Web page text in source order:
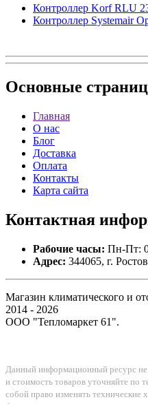
Контроллер Korf RLU
Контроллер Systemair
Основные
Главная
О нас
Блог
Доставка
Оплата
Контакты
Карта сайта
Контактная
Рабочие часы: Пн-Пт:
Адрес: 344065, г.
Магазин климатического и
2014 - 2026
ООО "Тепломаркет 61".
Данный информационный ресурс не
и стоимость товаров уточняйте по
собой право изменять технические